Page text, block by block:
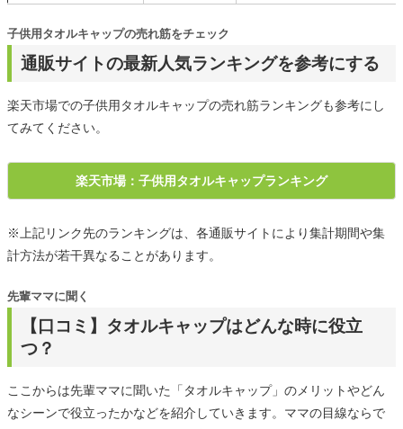
通販サイトの最新人気ランキングを参考にする
子供用タオルキャップの売れ筋をチェック
楽天市場での子供用タオルキャップの売れ筋ランキングも参考にし
てみてください。
楽天市場：子供用タオルキャップランキング
※上記リンク先のランキングは、各通販サイトにより集計期間や集
計方法が若干異なることがあります。
【口コミ】タオルキャップはどんな時に役立
つ？
先輩ママに聞く
ここからは先輩ママに聞いた「タオルキャップ」のメリットやどん
なシーンで役立ったかなどを紹介していきます。ママの目線ならで